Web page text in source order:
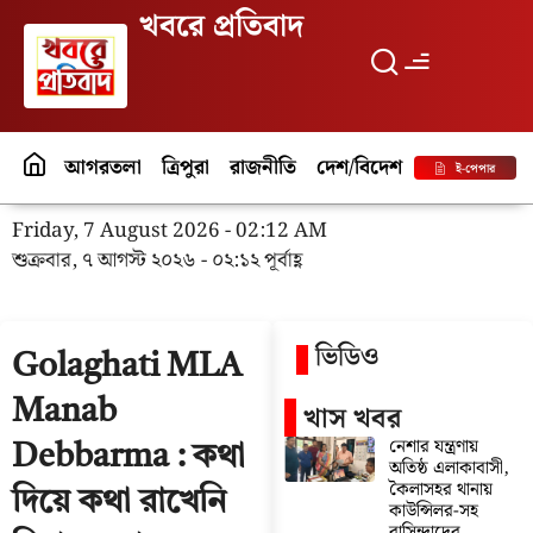
খবরে প্রতিবাদ
আগরতলা ত্রিপুরা রাজনীতি দেশ/বিদেশ পর্যটনই-পেপার
Friday, 7 August 2026 - 02:12 AM
শুক্রবার, ৭ আগস্ট ২০২৬ - ০২:১২ পূর্বাহ্ণ
Golaghati MLA
Manab
Debbarma : কথা
দিয়ে কথা রাখেনি
ভিডিও
খাস খবর
নেশার যন্ত্রণায়
অতিষ্ঠ এলাকাবাসী,
কৈলাসহর থানায়
কাউন্সিলর-সহ